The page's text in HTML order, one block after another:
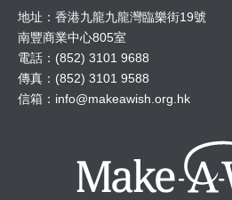
地址：香港九龍九龍灣臨樂街19號
南豐商業中心805室
電話：(852) 3101 9688
傳真：(852) 3101 9588
信箱： info@makeawish.org.hk